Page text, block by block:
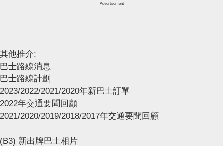
Advertisement
其他推介:
巴士路線消息
巴士路線計劃
2023/2022/2021/2020年新巴士訂單
2022年交通要聞回顧
2021/2020/2019/2018/2017年交通要聞回顧
(B3) 新出牌巴士相片